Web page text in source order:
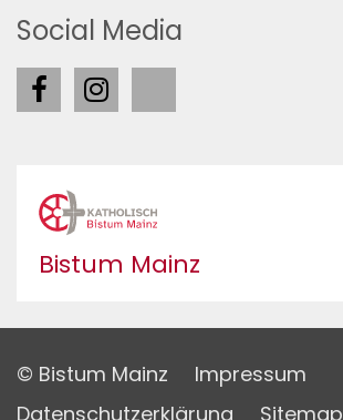
Social Media
Bistum Mainz
© Bistum Mainz
Impressum
Datenschutzerklärung
Sitemap